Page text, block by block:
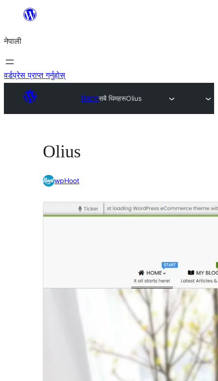
सामग्रीमा
नेपाली
वर्डप्रेस प्राप्त गर्नुहोस्
थिमहरूसबै थिमहरूOlius
Olius
wpHoot